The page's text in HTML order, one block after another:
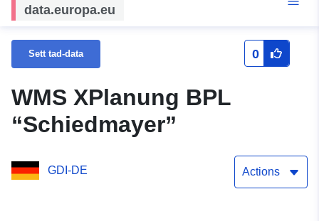
data.europa.eu
Sett tad-data 0
WMS XPlanung BPL
“Schiedmayer”
GDI-DE Actions